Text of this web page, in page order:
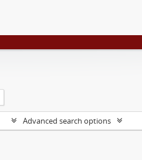
Advanced search options